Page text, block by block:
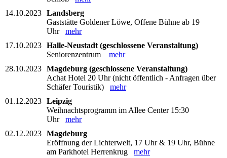
14.10.2023 Landsberg
Gaststätte Goldener Löwe, Offene Bühne ab 19
Uhr mehr
17.10.2023 Halle-Neustadt (geschlossene Veranstaltung)
Seniorenzentrum mehr
28.10.2023 Magdeburg (geschlossene Veranstaltung)
Achat Hotel 20 Uhr (nicht öffentlich - Anfragen über
Schäfer Touristik) mehr
01.12.2023 Leipzig
Weihnachtsprogramm im Allee Center 15:30
Uhr mehr
02.12.2023 Magdeburg
Eröffnung der Lichterwelt, 17 Uhr & 19 Uhr, Bühne
am Parkhotel Herrenkrug mehr